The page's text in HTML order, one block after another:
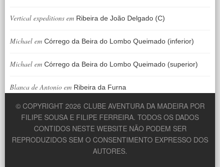
Vertical expeditions em Ribeira de João Delgado (C)
Michael em Córrego da Beira do Lombo Queimado (inferior)
Michael em Córrego da Beira do Lombo Queimado (superior)
Blanca de Antonio em Ribeira da Furna
© COPYRIGHT 2026 CLUBE AVENTURA DA MADEIRA POR
FILIPE SOUSA E FILIPE FERREIRA. TODOS OS DADOS
CONTIDOS NESTE WEBSITE NÃO PODEM SER
REPRODUZIDOS SEM O CONSENTIMENTO EXPRESSO DOS
AUTORES.